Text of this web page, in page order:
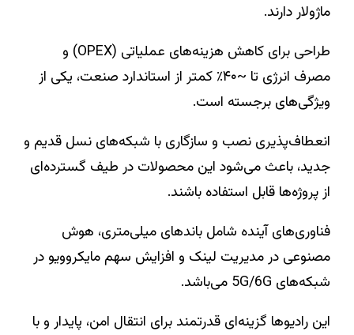
ماژولار دارند.
طراحی برای کاهش هزینه‌های عملیاتی (OPEX) و
مصرف انرژی تا ~۴۰٪ کمتر از استاندارد صنعت، یکی از
ویژگی‌های برجسته است.
انعطاف‌پذیری نصب و سازگاری با شبکه‌های نسل قدیم و
جدید، باعث می‌شود این محصولات در طیف گسترده‌ای
از پروژه‌ها قابل استفاده باشند.
فناوری‌های آینده شامل باندهای میلی‌متری، هوش
مصنوعی در مدیریت لینک و افزایش سهم مایکروویو در
شبکه‌های 5G/6G می‌باشد.
این رادیوها گزینه‌ای قدرتمند برای انتقال امن، پایدار و با